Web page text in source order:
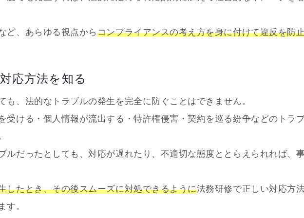
ど、あらゆる視点からコンプライアンスの考え方を身に付けて違反を防
応方法を知る
も、法的なトラブルの発生を完全に防ぐことはできません。
受ける・個人情報が流出する・特許権侵害・契約を巡る紛争などのトラブ
ルだったとしても、対応が遅れたり、不適切な態度ととらえられれば、
したとき、その後スムーズに対処できるように法務研修で正しい対応方
す。